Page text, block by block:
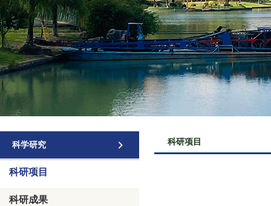
科学研究
科研项目
科研成果
科研项目